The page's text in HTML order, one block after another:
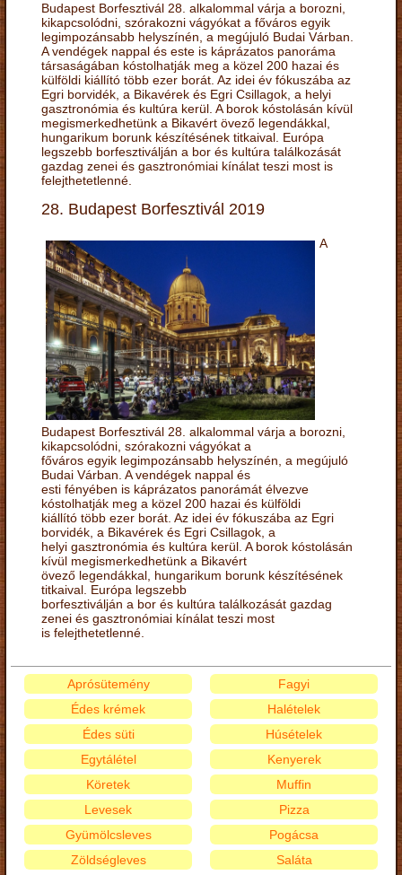
Budapest Borfesztivál 28. alkalommal várja a borozni,
kikapcsolódni, szórakozni vágyókat a főváros egyik
legimpozánsabb helyszínén, a megújuló Budai Várban.
A vendégek nappal és este is káprázatos panoráma
társaságában kóstolhatják meg a közel 200 hazai és
külföldi kiállító több ezer borát. Az idei év fókuszába az
Egri borvidék, a Bikavérek és Egri Csillagok, a helyi
gasztronómia és kultúra kerül. A borok kóstolásán kívül
megismerkedhetünk a Bikavért övező legendákkal,
hungarikum borunk készítésének titkaival. Európa
legszebb borfesztiválján a bor és kultúra találkozását
gazdag zenei és gasztronómiai kínálat teszi most is
felejthetetlenné.
28. Budapest Borfesztivál 2019
A
Budapest Borfesztivál 28. alkalommal várja a borozni,
kikapcsolódni, szórakozni vágyókat a
főváros egyik legimpozánsabb helyszínén, a megújuló
Budai Várban. A vendégek nappal és
esti fényében is káprázatos panorámát élvezve
kóstolhatják meg a közel 200 hazai és külföldi
kiállító több ezer borát. Az idei év fókuszába az Egri
borvidék, a Bikavérek és Egri Csillagok, a
helyi gasztronómia és kultúra kerül. A borok kóstolásán
kívül megismerkedhetünk a Bikavért
övező legendákkal, hungarikum borunk készítésének
titkaival. Európa legszebb
borfesztiválján a bor és kultúra találkozását gazdag
zenei és gasztronómiai kínálat teszi most
is felejthetetlenné.
Aprósütemény
Édes krémek
Édes süti
Egytálétel
Fagyi
Halételek
Húsételek
Kenyerek
Köretek
Levesek
Gyümölcsleves
Zöldségleves
Muffin
Pizza
Pogácsa
Saláta